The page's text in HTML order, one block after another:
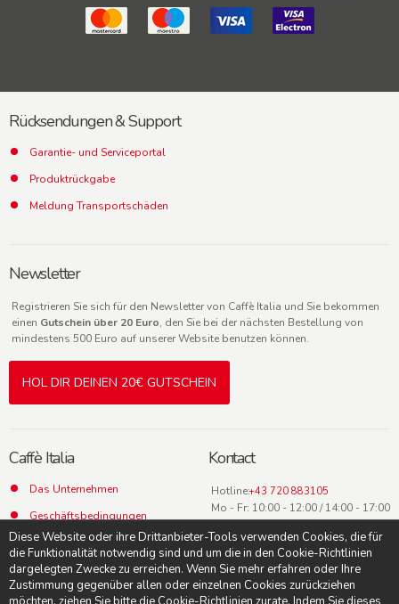
Rücksendungen & Support
Garantie- und Serviceportal
Produktrückgabe
Meldung Transportschäden
Newsletter
Registrieren Sie sich für den Newsletter von Caffè Italia und Sie bekommen
einen Gutschein über 20 Euro, den Sie bei der nächsten Bestellung von
mindestens 500 Euro auf unserer Website benutzen können.
HOL DIR DEINEN 20€ GUTSCHEIN
Caffè Italia
Das Unternehmen
Geschäftsbedingungen
Datenschutz
Kontact
Kontact
Hotline:+43 720 883105
Mo - Fr: 10:00 - 12:00 / 14:00 - 17:00
Uhr
Diese Website oder ihre Drittanbieter-Tools verwenden Cookies, die für
die Funktionalität notwendig sind und um die in den Cookie-Richtlinien
dargelegten Zwecke zu erreichen. Wenn Sie mehr erfahren oder Ihre
Zustimmung gegenüber allen oder einzelnen Cookies zurückziehen